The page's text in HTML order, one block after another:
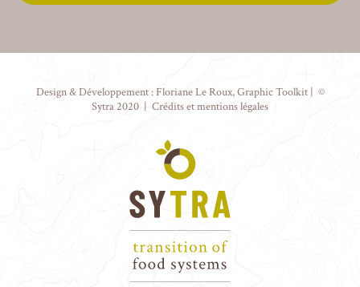
Design & Développement :Floriane Le Roux,Graphic Toolkit| ©
Sytra 2020 | Crédits et mentions légales